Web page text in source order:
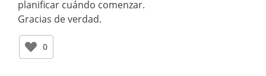
planificar cuándo comenzar.
Gracias de verdad.
0